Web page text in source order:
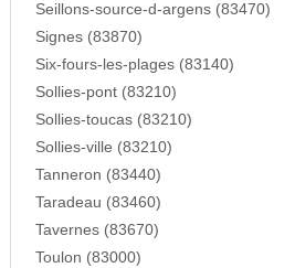
Seillons-source-d-argens (83470)
Signes (83870)
Six-fours-les-plages (83140)
Sollies-pont (83210)
Sollies-toucas (83210)
Sollies-ville (83210)
Tanneron (83440)
Taradeau (83460)
Tavernes (83670)
Toulon (83000)